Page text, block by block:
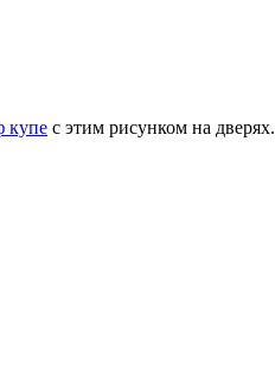
купе с этим рисунком на дверях.